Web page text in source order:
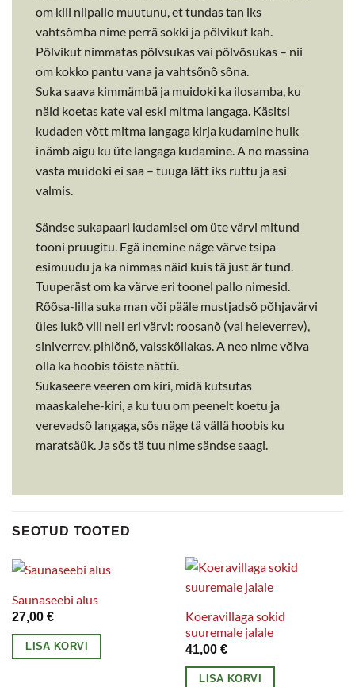
om kiil niipallo muutunu, et tundas tan iks
vahtsõmba nime perrä sokki ja põlvikut kah.
Põlvikut nimmatas põlvsukas vai põlvõsukas – nii
om kokko pantu vana ja vahtsõnõ sõna.
Suka saava kimmämbä ja muidoki ka ilosamba, ku
näid koetas kate vai eski mitma langaga. Käsitsi
kudaden võtt mitma langaga kirja kudamine hulk
inämb aigu ku üte langaga kudamine. A no massina
vasta muidoki ei saa – tuuga lätt iks ruttu ja asi
valmis.
Sändse sukapaari kudamisel om üte värvi mitund
tooni pruugitu. Egä inemine näge värve tsipa
esimuudu ja ka nimmas näid kuis tä just är tund.
Tuuperäst om ka värve eri toonel pallo nimesid.
Rõõsa-lilla suka man või pääle mustjadsõ põhjavärvi
üles lukõ viil neli eri värvi: roosanõ (vai heleverrev),
siniverrev, pihlõnõ, valsskõllakas. A neo nime võiva
olla ka hoobis tõiste nättü.
Sukaseere veeren om kiri, midä kutsutas
maaskalehe-kiri, a ku tuu om peenelt koetu ja
verevadsõ langaga, sõs näge tä vällä hoobis ku
maratsäük. Ja sõs tä tuu nime sändse saagi.
SEOTUD TOOTED
Saunaseebi alus
27,00 €
LISA KORVI
Koeravillaga sokid
suuremale jalale
41,00 €
LISA KORVI